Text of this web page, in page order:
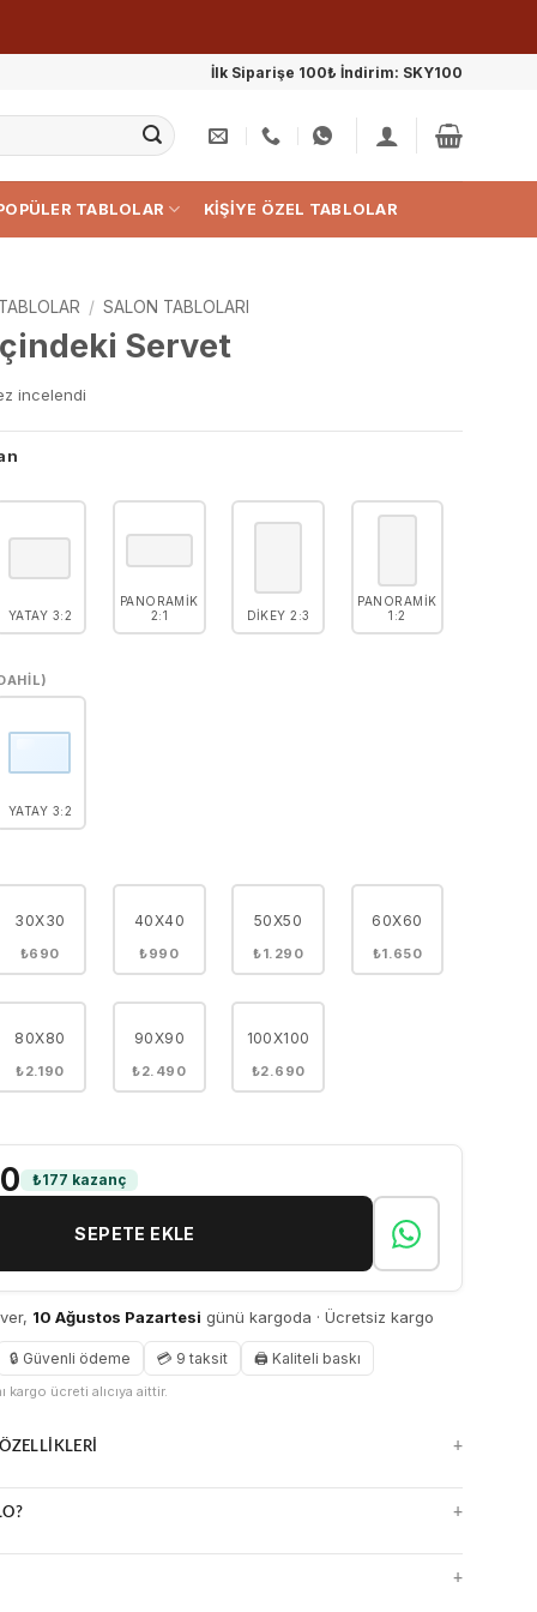
İlk Siparişe 100₺ İndirim: SKY100
TABLOLAR KIŞIYE ÖZEL TABLOLAR
/ SALON TABLOLARI
Servet
incelendi
YATAY 3:2
PANORAMIK
2:1
DIKEY 2:3
PANORAMIK
1:2
YATAY 3:2
30X30
₺690
40X40
₺990
50X50
₺1.290
60X60
₺1.650
80X80
₺2.190
90X90
₺2.490
100X100
₺2.690
₺177 kazanç
SEPETE EKLE
10 Ağustos Pazartesi günü kargoda · Ücretsiz kargo
🔒 Güvenli ödeme 💳 9 taksit 🖨 Kaliteli baskı
kargo ücreti alıcıya aittir.
+
çerçevesiz seçenekler
kolay temizlenir
+
+